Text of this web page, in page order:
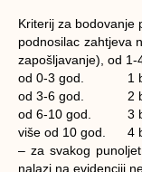
Kriterij za bodovanje
podnosilac zahtjeva
zapošljavanje), od 1-
od 0-3 god. 1
od 3-6 god. 2
od 6-10 god. 3
više od 10 god. 4
– za svakog
nalazi na evidenciji